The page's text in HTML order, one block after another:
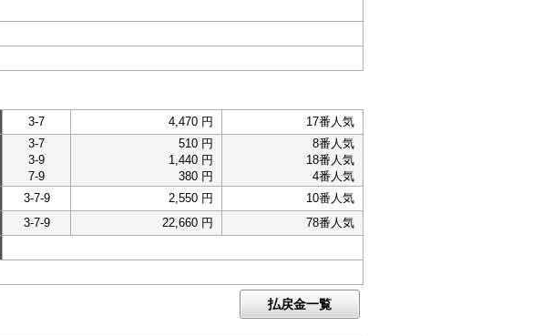
3-7 4,470 円 17番人気
3-7
3-9
7-9
510 円
1,440 円
380 円
8番人気
18番人気
4番人気
3-7-9 2,550 円
10番人気
3-7-9 22,660 円
78番人気
払戻金一覧